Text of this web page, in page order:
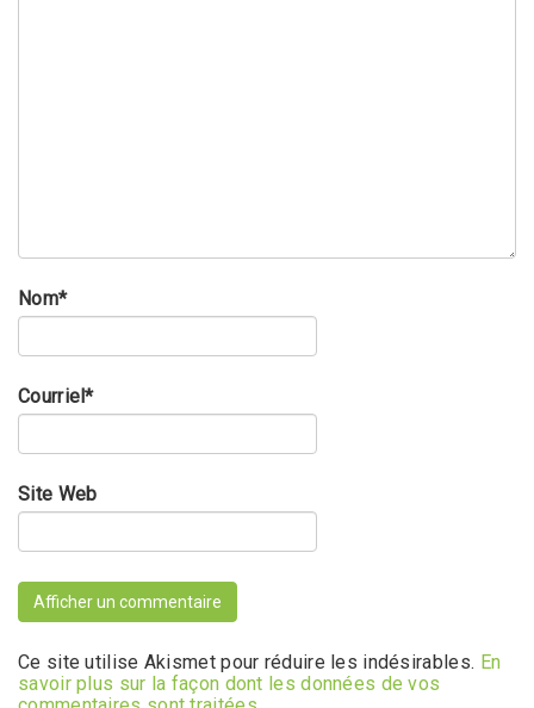
Nom*
Courriel*
Site Web
Ce site utilise Akismet pour réduire les indésirables. En
savoir plus sur la façon dont les données de vos